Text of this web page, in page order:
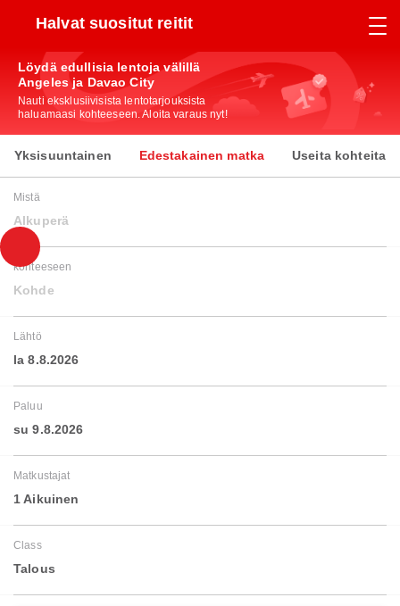
Halvat suositut reitit
Löydä edullisia lentoja välillä
Angeles ja Davao City
Nauti eksklusiivisista lentotarjouksista
haluamaasi kohteeseen. Aloita varaus nyt!
Yksisuuntainen Edestakainen matka Useita kohteita
Mistä
Alkuperä
kohteeseen
Kohde
Lähtö
la 8.8.2026
Paluu
su 9.8.2026
Matkustajat
1 Aikuinen
Class
Talous